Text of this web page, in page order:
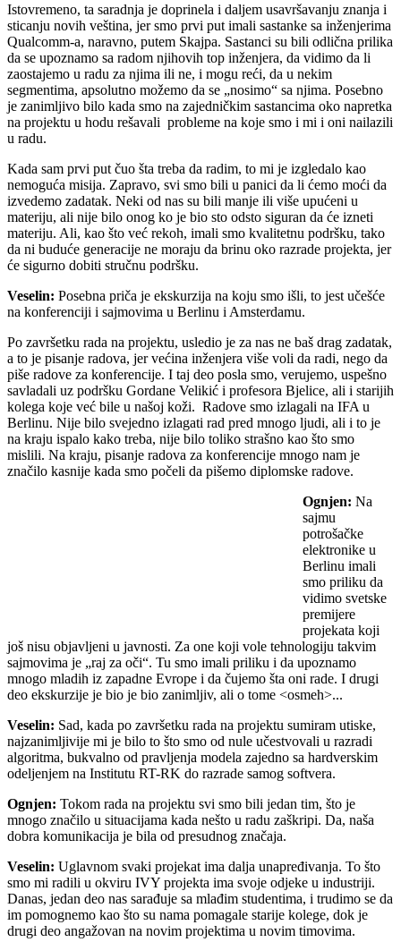
Istovremeno, ta saradnja je doprinela i daljem usavršavanju znanja i
sticanju novih veština, jer smo prvi put imali sastanke sa inženjerima
Qualcomm-a, naravno, putem Skajpa. Sastanci su bili odlična prilika
da se upoznamo sa radom njihovih top inženjera, da vidimo da li
zaostajemo u radu za njima ili ne, i mogu reći, da u nekim
segmentima, apsolutno možemo da se „nosimo“ sa njima. Posebno
je zanimljivo bilo kada smo na zajedničkim sastancima oko napretka
na projektu u hodu rešavali probleme na koje smo i mi i oni nailazili
u radu.
Kada sam prvi put čuo šta treba da radim, to mi je izgledalo kao
nemoguća misija. Zapravo, svi smo bili u panici da li ćemo moći da
izvedemo zadatak. Neki od nas su bili manje ili više upućeni u
materiju, ali nije bilo onog ko je bio sto odsto siguran da će izneti
materiju. Ali, kao što već rekoh, imali smo kvalitetnu podršku, tako
da ni buduće generacije ne moraju da brinu oko razrade projekta, jer
će sigurno dobiti stručnu podršku.
Veselin: Posebna priča je ekskurzija na koju smo išli, to jest učešće
na konferenciji i sajmovima u Berlinu i Amsterdamu.
Po završetku rada na projektu, usledio je za nas ne baš drag zadatak,
a to je pisanje radova, jer većina inženjera više voli da radi, nego da
piše radove za konferencije. I taj deo posla smo, verujemo, uspešno
savladali uz podršku Gordane Velikić i profesora Bjelice, ali i starijih
kolega koje već bile u našoj koži. Radove smo izlagali na IFA u
Berlinu. Nije bilo svejedno izlagati rad pred mnogo ljudi, ali i to je
na kraju ispalo kako treba, nije bilo toliko strašno kao što smo
mislili. Na kraju, pisanje radova za konferencije mnogo nam je
značilo kasnije kada smo počeli da pišemo diplomske radove.
Ognjen: Na
sajmu
potrošačke
elektronike u
Berlinu imali
smo priliku da
vidimo svetske
premijere
projekata koji
još nisu objavljeni u javnosti. Za one koji vole tehnologiju takvim
sajmovima je „raj za oči“. Tu smo imali priliku i da upoznamo
mnogo mladih iz zapadne Evrope i da čujemo šta oni rade. I drugi
deo ekskurzije je bio je bio zanimljiv, ali o tome <osmeh>...
Veselin: Sad, kada po završetku rada na projektu sumiram utiske,
najzanimljivije mi je bilo to što smo od nule učestvovali u razradi
algoritma, bukvalno od pravljenja modela zajedno sa hardverskim
odeljenjem na Institutu RT-RK do razrade samog softvera.
Ognjen: Tokom rada na projektu svi smo bili jedan tim, što je
mnogo značilo u situacijama kada nešto u radu zaškripi. Da, naša
dobra komunikacija je bila od presudnog značaja.
Veselin: Uglavnom svaki projekat ima dalja unapređivanja. To što
smo mi radili u okviru IVY projekta ima svoje odjeke u industriji.
Danas, jedan deo nas sarađuje sa mlađim studentima, i trudimo se da
im pomognemo kao što su nama pomagale starije kolege, dok je
drugi deo angažovan na novim projektima u novim timovima.